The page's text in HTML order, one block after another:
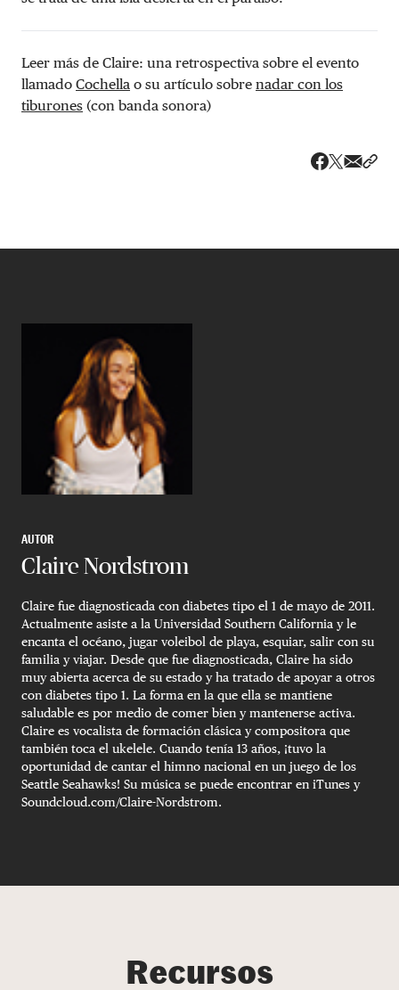
Leer más de Claire: una retrospectiva sobre el evento
llamado Cochella o su artículo sobre nadar con los
tiburones (con banda sonora)
AUTOR
Claire Nordstrom
Claire fue diagnosticada con diabetes tipo el 1 de mayo de 2011.
Actualmente asiste a la Universidad Southern California y le
encanta el océano, jugar voleibol de playa, esquiar, salir con su
familia y viajar. Desde que fue diagnosticada, Claire ha sido
muy abierta acerca de su estado y ha tratado de apoyar a otros
con diabetes tipo 1. La forma en la que ella se mantiene
saludable es por medio de comer bien y mantenerse activa.
Claire es vocalista de formación clásica y compositora que
también toca el ukelele. Cuando tenía 13 años, ¡tuvo la
oportunidad de cantar el himno nacional en un juego de los
Seattle Seahawks! Su música se puede encontrar en iTunes y
Soundcloud.com/Claire-Nordstrom.
Recursos